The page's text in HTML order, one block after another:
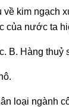
về kim ngạch
của nước ta
B. Hàng thuỷ
loại ngành